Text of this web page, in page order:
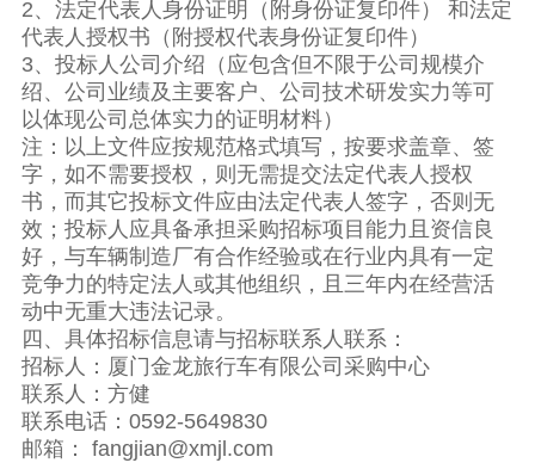
2、法定代表人身份证明（附身份证复印件） 和法定
代表人授权书（附授权代表身份证复印件）
3、投标人公司介绍（应包含但不限于公司规模介
绍、公司业绩及主要客户、公司技术研发实力等可
以体现公司总体实力的证明材料）
注：以上文件应按规范格式填写，按要求盖章、签
字，如不需要授权，则无需提交法定代表人授权
书，而其它投标文件应由法定代表人签字，否则无
效；投标人应具备承担采购招标项目能力且资信良
好，与车辆制造厂有合作经验或在行业内具有一定
竞争力的特定法人或其他组织，且三年内在经营活
动中无重大违法记录。
四、具体招标信息请与招标联系人联系：
招标人：厦门金龙旅行车有限公司采购中心
联系人：方健
联系电话：0592-5649830
邮箱： fangjian@xmjl.com